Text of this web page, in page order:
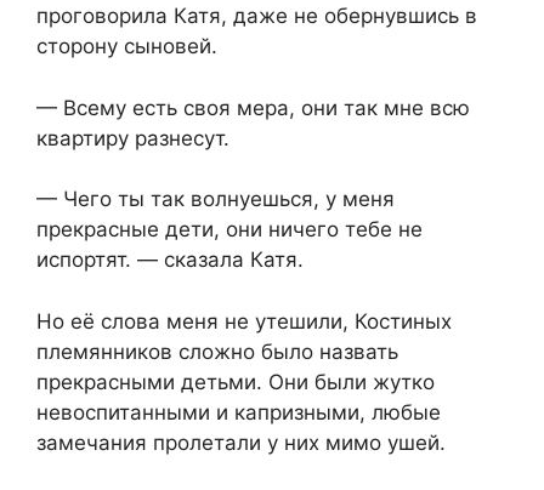
проговорила Катя, даже не обернувшись в
сторону сыновей.
— Всему есть своя мера, они так мне всю
квартиру разнесут.
— Чего ты так волнуешься, у меня
прекрасные дети, они ничего тебе не
испортят. — сказала Катя.
Но её слова меня не утешили, Костиных
племянников сложно было назвать
прекрасными детьми. Они были жутко
невоспитанными и капризными, любые
замечания пролетали у них мимо ушей.